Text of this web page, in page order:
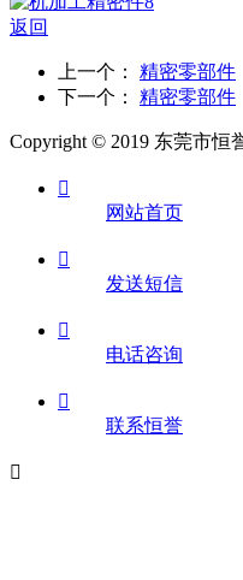
返回
上一个： 精密零部件
下一个： 精密零部件
Copyright © 2019 东莞市恒

网站首页

发送短信

电话咨询

联系恒誉
